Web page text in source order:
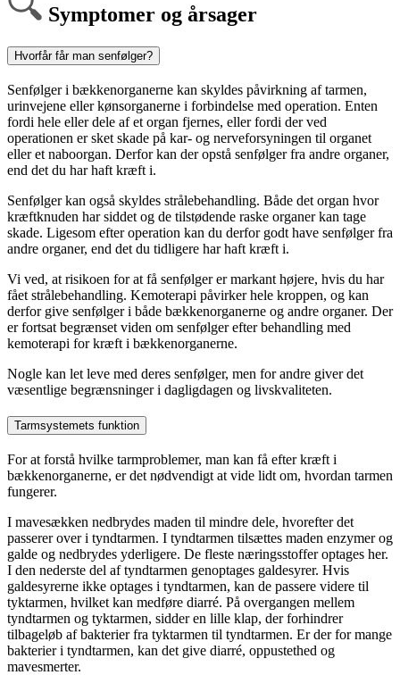
Symptomer og årsager
Hvorfår får man senfølger?
Senfølger i bækkenorganerne kan skyldes påvirkning af tarmen,
urinvejene eller kønsorganerne i forbindelse med operation. Enten
fordi hele eller dele af et organ fjernes, eller fordi der ved
operationen er sket skade på kar- og nerveforsyningen til organet
eller et naboorgan. Derfor kan der opstå senfølger fra andre organer,
end det du har haft kræft i.
Senfølger kan også skyldes strålebehandling. Både det organ hvor
kræftknuden har siddet og de tilstødende raske organer kan tage
skade. Ligesom efter operation kan du derfor godt have senfølger fra
andre organer, end det du tidligere har haft kræft i.
Vi ved, at risikoen for at få senfølger er markant højere, hvis du har
fået strålebehandling. Kemoterapi påvirker hele kroppen, og kan
derfor give senfølger i både bækkenorganerne og andre organer. Der
er fortsat begrænset viden om senfølger efter behandling med
kemoterapi for kræft i bækkenorganerne.
Nogle kan let leve med deres senfølger, men for andre giver det
væsentlige begrænsninger i dagligdagen og livskvaliteten.
Tarmsystemets funktion
For at forstå hvilke tarmproblemer, man kan få efter kræft i
bækkenorganerne, er det nødvendigt at vide lidt om, hvordan tarmen
fungerer.
I mavesækken nedbrydes maden til mindre dele, hvorefter det
passerer over i tyndtarmen. I tyndtarmen tilsættes maden enzymer og
galde og nedbrydes yderligere. De fleste næringsstoffer optages her.
I den nederste del af tyndtarmen genoptages galdesyrer. Hvis
galdesyrerne ikke optages i tyndtarmen, kan de passere videre til
tyktarmen, hvilket kan medføre diarré. På overgangen mellem
tyndtarmen og tyktarmen, sidder en lille klap, der forhindrer
tilbageløb af bakterier fra tyktarmen til tyndtarmen. Er der for mange
bakterier i tyndtarmen, kan det give diarré, oppustethed og
mavesmerter.